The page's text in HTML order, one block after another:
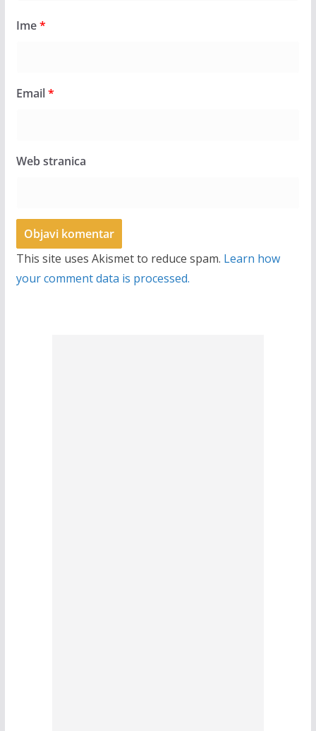
Ime*
Email*
Web stranica
This site uses Akismet to reduce spam. Learn how
your comment data is processed.